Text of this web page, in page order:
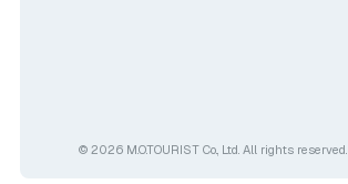
© 2026 M.O.TOURIST Co., Ltd. All rights reserved.